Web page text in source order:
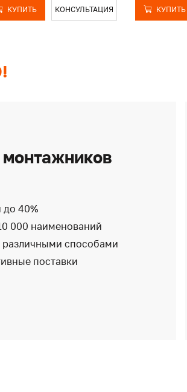
КУПИТЬ КОНСУЛЬТАЦИЯ КУПИТЬ
до 40%
000 наименований
различными способами
поставки